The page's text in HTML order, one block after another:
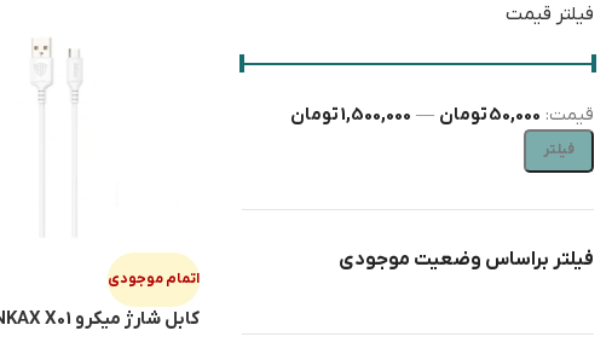
فیلتر قیمت
فیلتر
قیمت: 50,000 تومان — 1,500,000 تومان
فیلتر براساس وضعیت موجودی
اتمام موجودی
کابل شارژ میکرو INKAX X01